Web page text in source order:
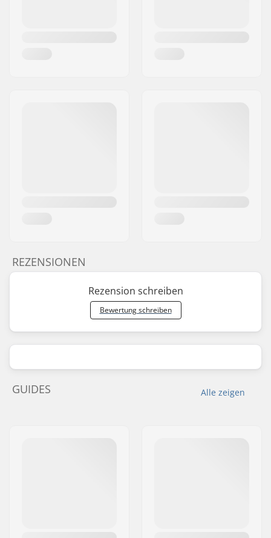
REZENSIONEN
Rezension schreiben
Bewertung schreiben
Alle zeigen
GUIDES